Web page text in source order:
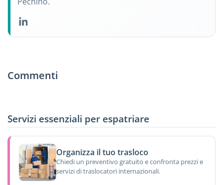
Commenti
Servizi essenziali per espatriare
Organizza il tuo trasloco
Chiedi un preventivo gratuito e confronta prezzi e
servizi di traslocatori internazionali.